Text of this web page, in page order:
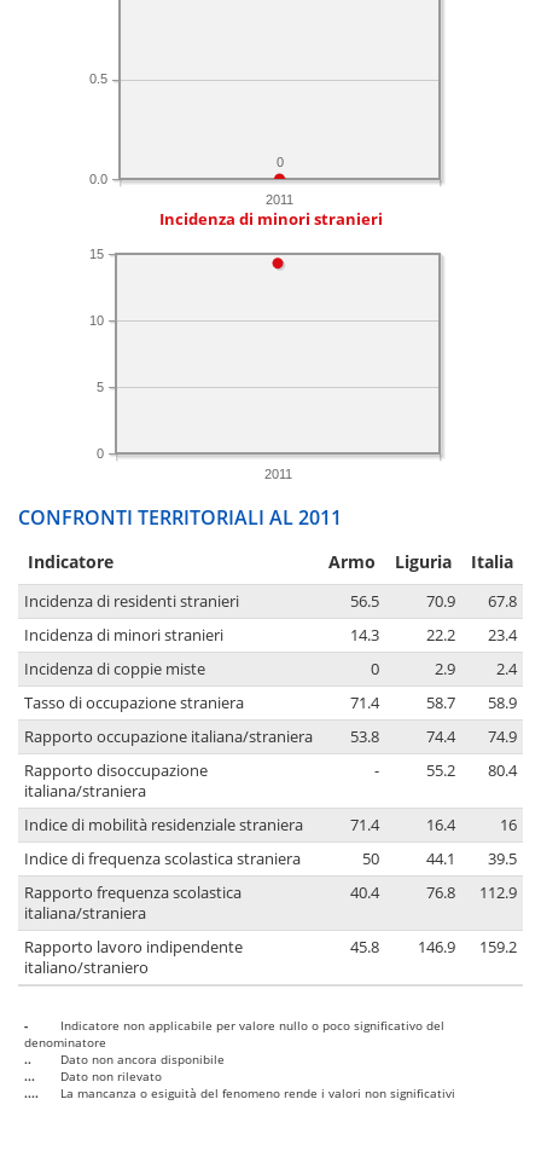
2011
0.0
0.5
0
Incidenza di minori stranieri
2011
0
5
10
15
CONFRONTI TERRITORIALI AL 2011
Indicatore Armo Liguria Italia
Incidenza di residenti stranieri 56.5 70.9
67.8
Incidenza di minori stranieri
14.3 22.2
23.4
Incidenza di coppie miste
0 2.9
2.4
Tasso di occupazione straniera
71.4 58.7
58.9
Rapporto occupazione italiana/straniera
53.8 74.4
74.9
Rapporto disoccupazione
italiana/straniera
- 55.2 80.4
Indice di mobilità residenziale straniera 71.4 16.4
16
Indice di frequenza scolastica straniera
50 44.1
39.5
Rapporto frequenza scolastica
italiana/straniera
40.4 76.8 112.9
Rapporto lavoro indipendente
italiano/straniero
45.8 146.9 159.2
-
Indicatore non applicabile per valore nullo o poco significativo del
denominatore
..
Dato non ancora disponibile
...
Dato non rilevato
....
La mancanza o esiguità del fenomeno rende i valori non significativi